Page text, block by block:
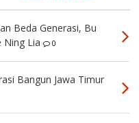
Beda Generasi, Bu
Ning Lia
0
Bangun Jawa Timur